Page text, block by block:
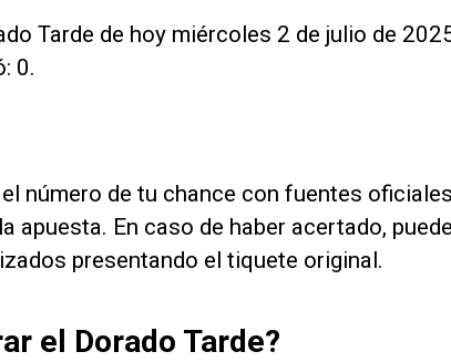
Tarde de hoy miércoles 2 de julio de
0.
número de tu chance con fuentes
apuesta. En caso de haber acertado,
presentando el tiquete original.
el Dorado Tarde?